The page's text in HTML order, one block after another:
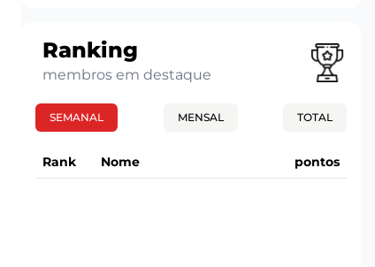
Ranking
membros em destaque
SEMANAL MENSAL TOTAL
Rank Nome pontos